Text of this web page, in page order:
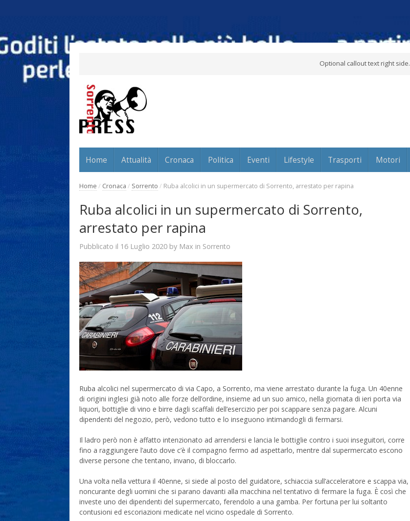
Optional callout text right side.
Home Attualità Cronaca Politica Eventi Lifestyle Trasporti Motori
Home / Cronaca / Sorrento / Ruba alcolici in un supermercato di Sorrento, arrestato per rapina
Ruba alcolici in un supermercato di Sorrento,
arrestato per rapina
Pubblicato il 16 Luglio 2020 by Max in Sorrento
Ruba alcolici nel supermercato di via Capo, a Sorrento, ma viene arrestato durante la fuga. Un 40enne
di origini inglesi già noto alle forze dell’ordine, insieme ad un suo amico, nella giornata di ieri porta via
liquori, bottiglie di vino e birre dagli scaffali dell’esercizio per poi scappare senza pagare. Alcuni
dipendenti del negozio, però, vedono tutto e lo inseguono intimandogli di fermarsi.
Il ladro però non è affatto intenzionato ad arrendersi e lancia le bottiglie contro i suoi inseguitori, corre
fino a raggiungere l’auto dove c’è il compagno fermo ad aspettarlo, mentre dal supermercato escono
diverse persone che tentano, invano, di bloccarlo.
Una volta nella vettura il 40enne, si siede al posto del guidatore, schiaccia sull’acceleratore e scappa via,
noncurante degli uomini che si parano davanti alla macchina nel tentativo di fermare la fuga. È così che
investe uno dei dipendenti del supermercato, ferendolo a una gamba. Per fortuna per lui soltanto
contusioni ed escoriazioni medicate nel vicino ospedale di Sorrento.